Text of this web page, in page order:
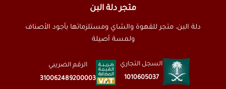
متجر دلة البن
دلة البن، متجر للقهوة والشاي ومستلزماتها بأجود الأصناف
ولمسة أصيلة
السجل التجاري
1010605037
الرقم الضريبي
310062489200003